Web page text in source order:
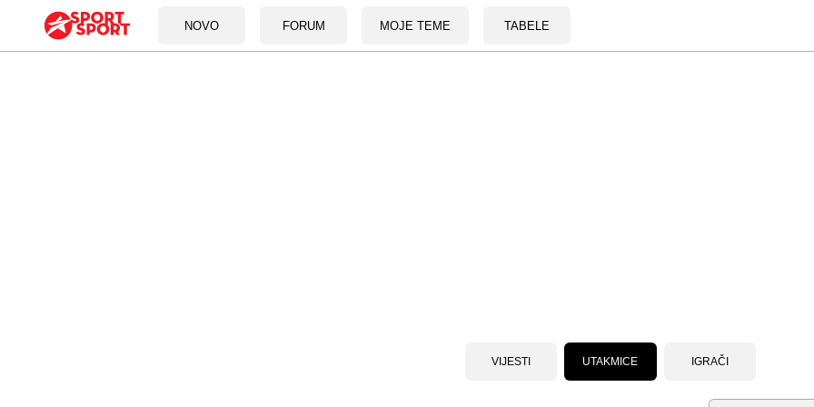
NOVO FORUM MOJE TEME TABELE
VIJESTI UTAKMICE IGRAČI